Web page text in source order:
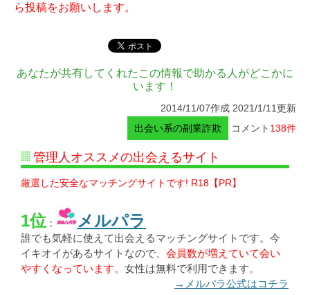
ら投稿をお願いします。
あなたが共有してくれたこの情報で助かる人がどこかに
います！
2014/11/07作成 2021/1/11更新
出会い系の副業詐欺
コメント 138件
管理人オススメの出会えるサイト
厳選した安全なマッチングサイトです! R18【PR】
1位： メルパラ
誰でも気軽に使えて出会えるマッチングサイトです。今
イキオイがあるサイトなので、 会員数が増えていて会い
やすくなっています。女性は無料で利用できます。
→メルパラ公式はコチラ